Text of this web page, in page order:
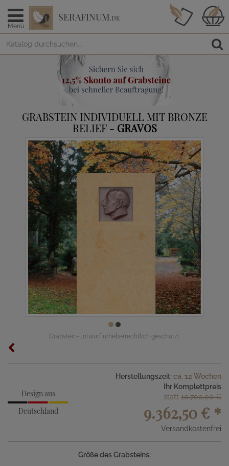
Menü
SERAFINUM.DE
GRABSTEIN INDIVIDUELL MIT BRONZE
RELIEF - GRAVOS
Grabstein-Entwurf urheberrechtlich geschützt.
Design aus
Deutschland
Herstellungszeit: ca. 12 Wochen
Ihr Komplettpreis
statt 10.700,00 €
9.362,50 € *
Versandkostenfrei
Größe des Grabsteins: